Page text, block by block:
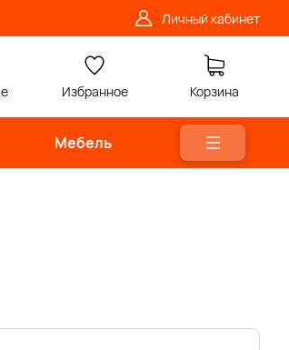
Личный кабинет
Избранное Корзина
Мебель